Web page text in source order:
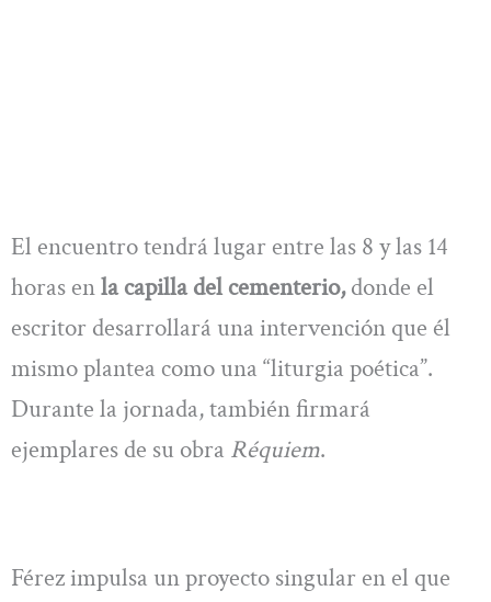
El encuentro tendrá lugar entre las 8 y las 14
horas enla capilla del cementerio,donde el
escritor desarrollará una intervención que él
mismo plantea como una “liturgia poética”.
Durante la jornada, también firmará
ejemplares de su obra Réquiem.
Férez impulsa un proyecto singular en el que